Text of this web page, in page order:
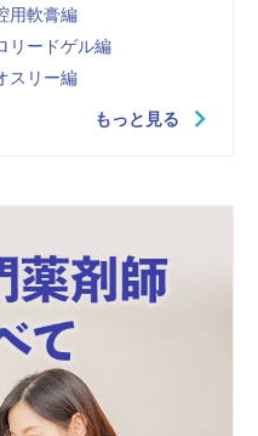
用軟膏編
リードゲル編
スリー編
もっと見る